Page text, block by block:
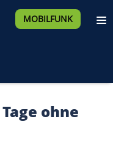
MOBILFUNK
ohne